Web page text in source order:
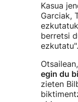
Kasua
Garciak,
berretsi
ezkutatu".
Otsailean,
egin du
zieten